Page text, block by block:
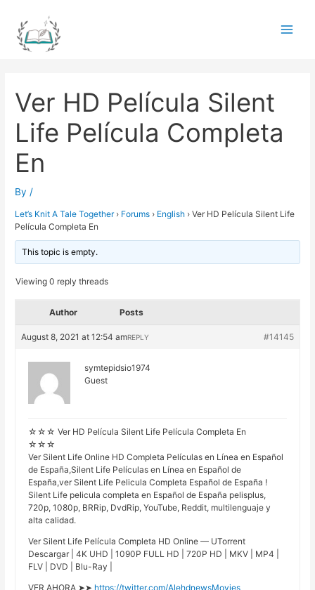
content
Ver HD Película Silent
Life Película Completa
En
By /
Let’s Knit A Tale Together › Forums › English › Ver HD Película Silent Life
Película Completa En
This topic is empty.
Viewing 0 reply threads
Author Posts
August 8, 2021 at 12:54 am #14145
REPLY
symtepidsio1974
Guest
☆☆☆ Ver HD Película Silent Life Película Completa En
☆☆☆
Ver Silent Life Online HD Completa Películas en Línea en Español
de España,Silent Life Películas en Línea en Español de
España,ver Silent Life Pelicula Completa Español de España !
Silent Life pelicula completa en Español de España pelisplus,
720p, 1080p, BRRip, DvdRip, YouTube, Reddit, multilenguaje y
alta calidad.
Ver Silent Life Película Completa HD Online — UTorrent
Descargar | 4K UHD | 1090P FULL HD | 720P HD | MKV | MP4 |
FLV | DVD | Blu-Ray |
VER AHORA ➤➤ https://twitter.com/AlehdnewsMovies